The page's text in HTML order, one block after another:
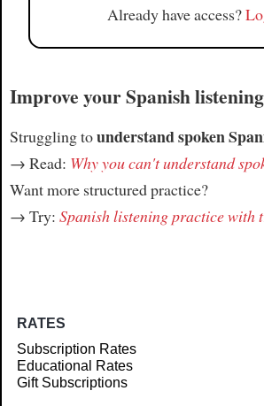
Already have access?
Improve your Spanish
Struggling tounderstand spoken
→ Read: Why you can't understand
Want more structured practice?
→ Try: Spanish listening practice with
RATES
Subscription Rates
Educational Rates
Gift Subscriptions